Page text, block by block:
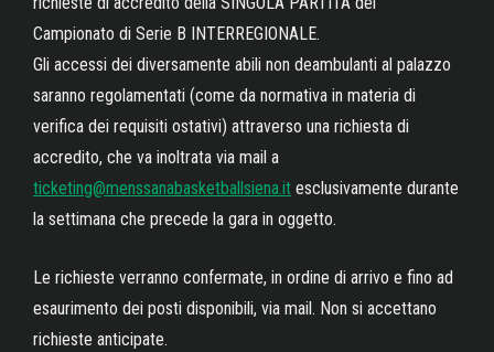
Campionato di Serie B INTERREGIONALE.
Gli accessi dei diversamente abili non deambulanti al palazzo
saranno regolamentati (come da normativa in materia di
verifica dei requisiti ostativi) attraverso una richiesta di
accredito, che va inoltrata via mail a
ticketing@menssanabasketballsiena.it esclusivamente durante
la settimana che precede la gara in oggetto.
Le richieste verranno confermate, in ordine di arrivo e fino ad
esaurimento dei posti disponibili, via mail. Non si accettano
richieste anticipate.